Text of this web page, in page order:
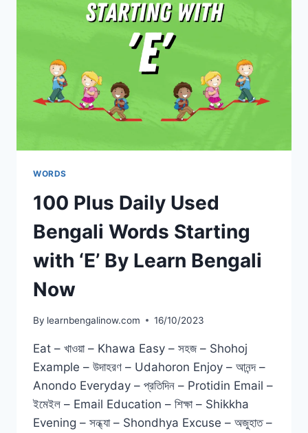
WORDS
100 Plus Daily Used
Bengali Words Starting
with ‘E’ By Learn Bengali
Now
By learnbengalinow.com 16/10/2023
Eat – খাওয়া – Khawa Easy – সহজ – Shohoj
Example – উদাহরণ – Udahoron Enjoy – আনন্দ –
Anondo Everyday – প্রতিদিন – Protidin Email –
ইমেইল – Email Education – শিক্ষা – Shikkha
Evening – সন্ধ্যা – Shondhya Excuse – অজুহাত –